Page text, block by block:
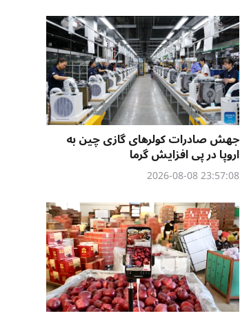
جهش صادرات کولرهای گازی چین به
اروپا در پی افزایش گرما
23:57:08 2026-08-08